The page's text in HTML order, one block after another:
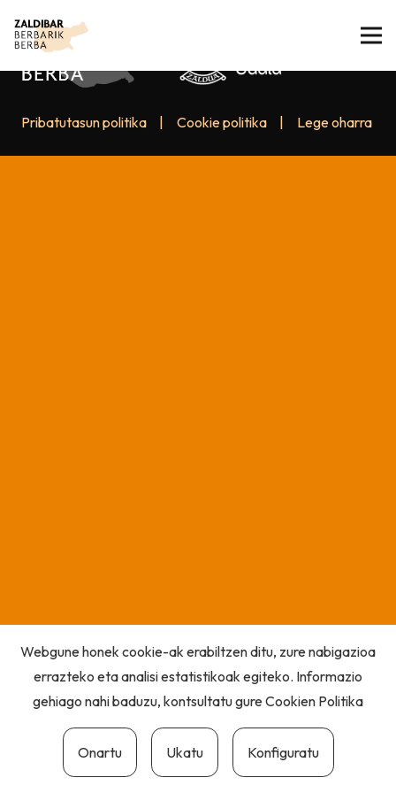
Pribatutasun politika Cookie politika Lege oharra
Webgune honek cookie-ak erabiltzen ditu, zure nabigazioa
errazteko eta analisi estatistikoak egiteko. Informazio
gehiago nahi baduzu, kontsultatu gureCookien Politika
Onartu Ukatu Konfiguratu